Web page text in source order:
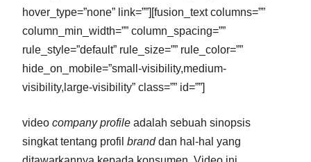
hover_type=”none” link=””][fusion_text columns=””
column_min_width=”” column_spacing=””
rule_style=”default” rule_size=”” rule_color=””
hide_on_mobile=”small-visibility,medium-
visibility,large-visibility” class=”” id=””]
video company profile adalah sebuah sinopsis
singkat tentang profil branddan hal-hal yang